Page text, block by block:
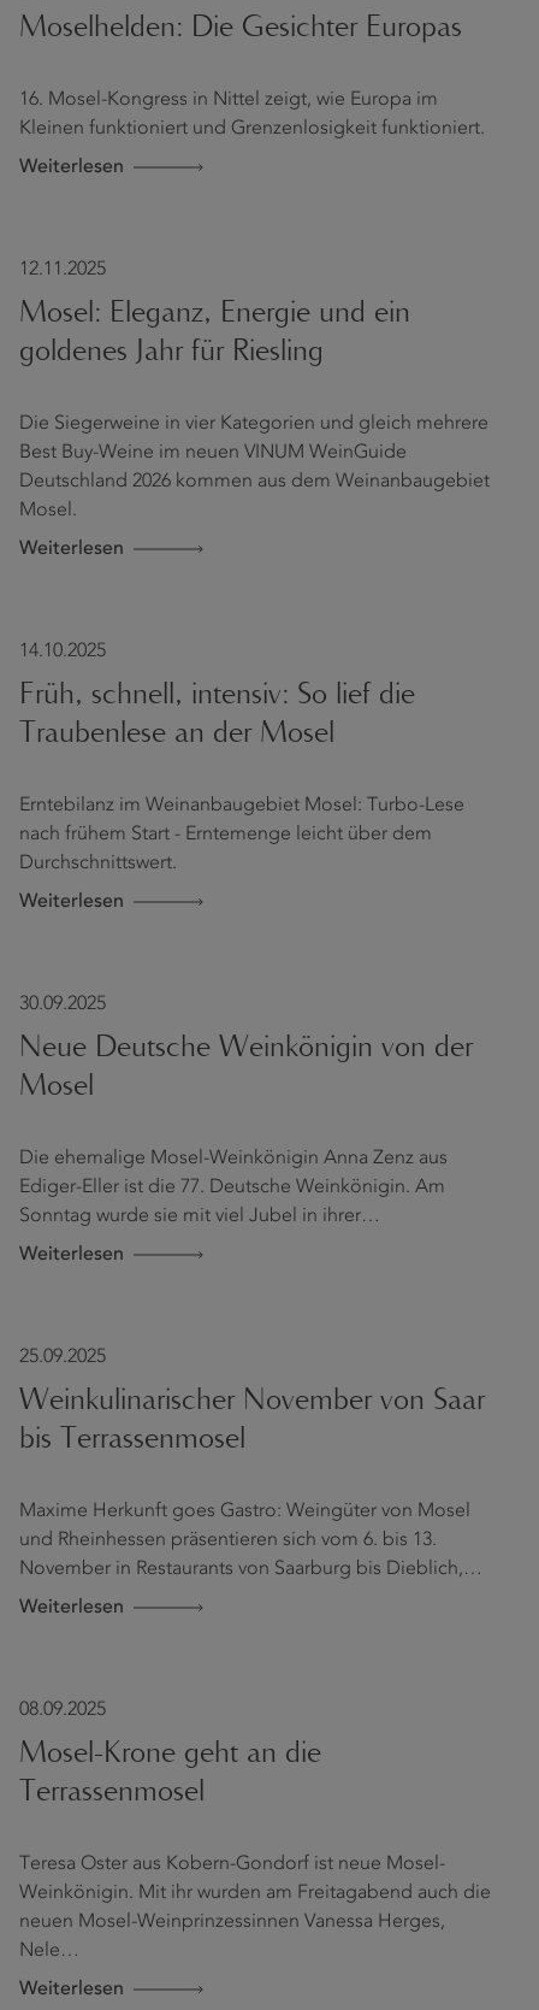
Moselhelden: Die Gesichter Europas
16. Mosel-Kongress in Nittel zeigt, wie Europa im
Kleinen funktioniert und Grenzenlosigkeit funktioniert.
Weiterlesen
12.11.2025
Mosel: Eleganz, Energie und ein
goldenes Jahr für Riesling
Die Siegerweine in vier Kategorien und gleich mehrere
Best Buy-Weine im neuen VINUM WeinGuide
Deutschland 2026 kommen aus dem Weinanbaugebiet
Mosel.
Weiterlesen
14.10.2025
Früh, schnell, intensiv: So lief die
Traubenlese an der Mosel
Erntebilanz im Weinanbaugebiet Mosel: Turbo-Lese
nach frühem Start - Erntemenge leicht über dem
Durchschnittswert.
Weiterlesen
30.09.2025
Neue Deutsche Weinkönigin von der
Mosel
Die ehemalige Mosel-Weinkönigin Anna Zenz aus
Ediger-Eller ist die 77. Deutsche Weinkönigin. Am
Sonntag wurde sie mit viel Jubel in ihrer…
Weiterlesen
25.09.2025
Weinkulinarischer November von Saar
bis Terrassenmosel
Maxime Herkunft goes Gastro: Weingüter von Mosel
und Rheinhessen präsentieren sich vom 6. bis 13.
November in Restaurants von Saarburg bis Dieblich,…
Weiterlesen
08.09.2025
Mosel-Krone geht an die
Terrassenmosel
Teresa Oster aus Kobern-Gondorf ist neue Mosel-
Weinkönigin. Mit ihr wurden am Freitagabend auch die
neuen Mosel-Weinprinzessinnen Vanessa Herges,
Nele…
Weiterlesen